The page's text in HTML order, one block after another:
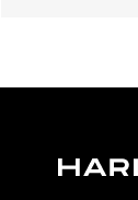
Sold In Units:
WARNING: